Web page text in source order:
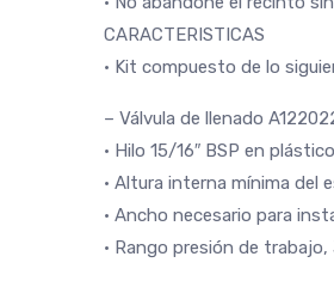
CARACTERISTICAS
• Kit compuesto de lo
– Válvula de llenado
• Hilo 15/16″ BSP en
• Altura interna mínima del
• Ancho necesario para
• Rango presión de trabajo,